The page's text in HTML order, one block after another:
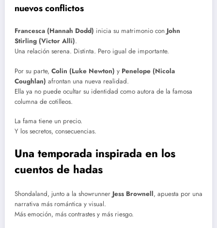
nuevos conflictos
Francesca (Hannah Dodd) inicia su matrimonio con John
Stirling (Victor Alli).
Una relación serena. Distinta. Pero igual de importante.
Por su parte, Colin (Luke Newton) y Penelope (Nicola
Coughlan) afrontan una nueva realidad.
Ella ya no puede ocultar su identidad como autora de la famosa
columna de cotilleos.
La fama tiene un precio.
Y los secretos, consecuencias.
Una temporada inspirada en los
cuentos de hadas
Shondaland, junto a la showrunner Jess Brownell, apuesta por una
narrativa más romántica y visual.
Más emoción, más contrastes y más riesgo.